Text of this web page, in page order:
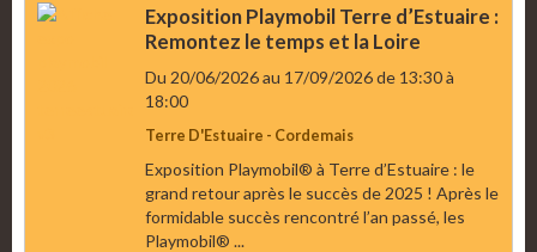
Exposition Playmobil Terre d’Estuaire :
Remontez le temps et la Loire
Du 20/06/2026au 17/09/2026de 13:30à
18:00
Terre D'Estuaire - Cordemais
Exposition Playmobil® à Terre d’Estuaire : le
grand retour après le succès de 2025 ! Après le
formidable succès rencontré l’an passé, les
Playmobil® ...